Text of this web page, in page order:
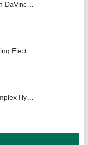
Blackmagic Design DaVinci Resolve Speed Editor (bez licencji) (raty 0%)
Hasbro Homecoming Electronic Expressive Mask Spider-Man
YaraMila Yara Complex Hydrocomplex 25kg